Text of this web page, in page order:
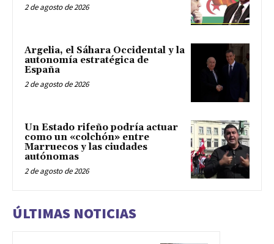
2 de agosto de 2026
Argelia, el Sáhara Occidental y la
autonomía estratégica de
España
2 de agosto de 2026
Un Estado rifeño podría actuar
como un «colchón» entre
Marruecos y las ciudades
autónomas
2 de agosto de 2026
ÚLTIMAS NOTICIAS